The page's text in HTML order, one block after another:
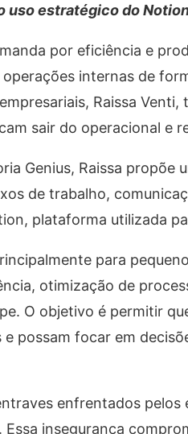
uso estratégico do
por eficiência e
internas de
Raissa
sair do operacional e
Genius, Raissa
de trabalho,
plataforma utilizada
para
otimização de
O objetivo é permitir
possam focar em
enfrentados
Essa insegurança